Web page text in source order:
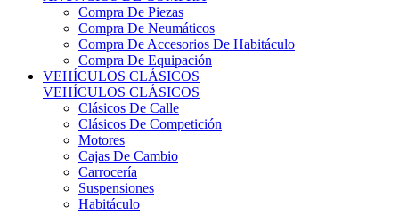
Compra De Neumáticos
Compra De Accesorios De Habitáculo
Compra De Equipación
VEHÍCULOS CLÁSICOS
VEHÍCULOS CLÁSICOS
Clásicos De Calle
Clásicos De Competición
Motores
Cajas De Cambio
Carrocería
Suspensiones
Habitáculo
Llantas